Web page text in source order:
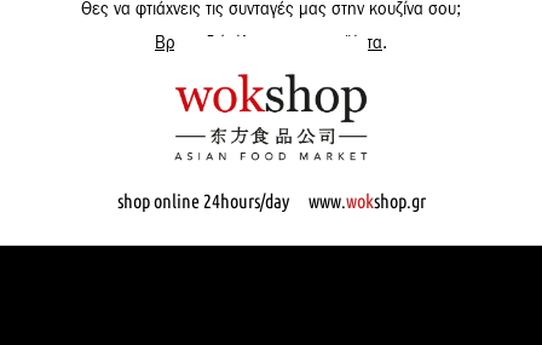
Θες να φτιάχνεις τις συνταγές μας στην κουζίνα σου;
Βρες εδώ όλα μας τα προϊόντα.
shop online 24hours/day www.wokshop.gr